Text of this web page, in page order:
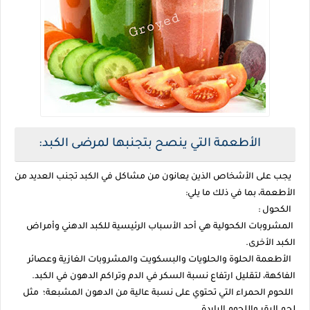
الأطعمة التي ينصح بتجنبها لمرضى الكبد:
يجب على الأشخاص الذين يعانون من مشاكل في الكبد تجنب العديد من
الأطعمة، بما في ذلك ما يلي:
الكحول :
المشروبات الكحولية هي أحد الأسباب الرئيسية للكبد الدهني وأمراض
الكبد الأخرى.
الأطعمة الحلوة والحلويات والبسكويت والمشروبات الغازية وعصائر
الفاكهة، لتقليل ارتفاع نسبة السكر في الدم وتراكم الدهون في الكبد.
اللحوم الحمراء التي تحتوي على نسبة عالية من الدهون المشبعة؛ مثل